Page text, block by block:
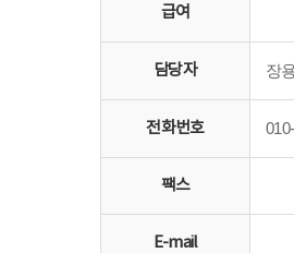
급여
담당자 장
전화번호
팩스
E-mail